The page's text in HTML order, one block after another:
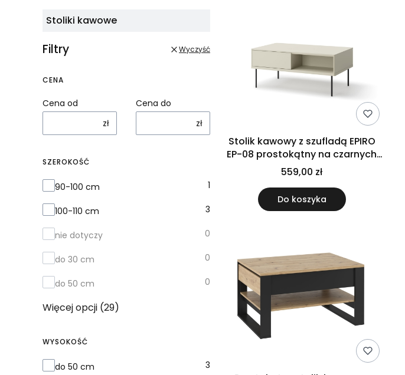
Stoliki kawowe
Filtry Wyczyść
CENA
Cena od
zł
Cena do
zł
SZEROKOŚĆ
Szerokość
90-100 cm 1
100-110 cm 3
nie dotyczy 0
do 30 cm 0
do 50 cm 0
Więcej opcji (29)
WYSOKOŚĆ
Wysokość
do 50 cm 3
Stolik kawowy z szufladą EPIRO
EP-08 prostokątny na czarnych
nóżkach kaszmir
559,00 zł
Do koszyka